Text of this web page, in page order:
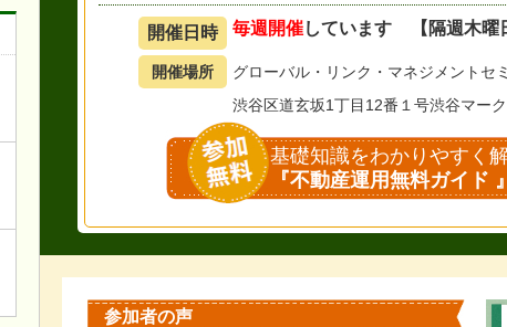
開催日時 毎週開催しています 【隔週木曜
開催場所 グローバル・リンク・マネジメント セ
渋谷区道玄坂1丁目12番１号渋谷マー
基礎知識をわかりやすく解
『不動産運用無料ガイド
参加者の声